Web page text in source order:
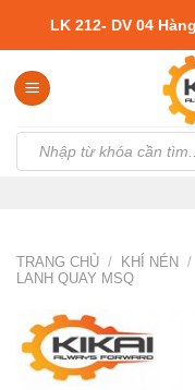
content
LK 212- DV 04
kiếm:
TRANG CHỦ / KHÍ NÉN /
LANH QUAY MSQ